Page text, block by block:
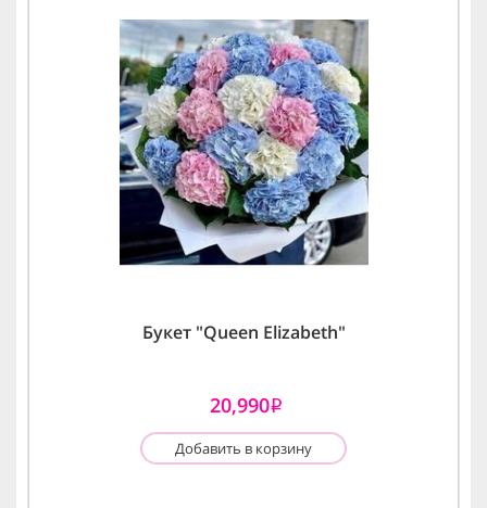
Букет "Queen Elizabeth"
20,990i
Добавить в корзину